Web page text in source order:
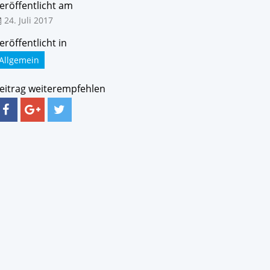
am
24. Juli 2017
in
weiterempfehlen